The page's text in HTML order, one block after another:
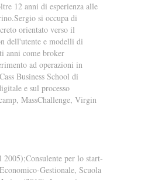
12 anni di esperienza alle
si occupa di
orientato verso il
dell'utente e modelli di
anni come broker
ad operazioni in
Business School di
e sul processo
MassChallenge, Virgin
per lo start-
Gestionale, Scuola